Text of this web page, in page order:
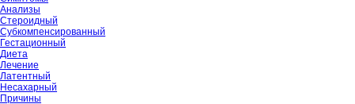
Анализы
Стероидный
Субкомпенсированный
Гестационный
Диета
Лечение
Латентный
Несахарный
Причины